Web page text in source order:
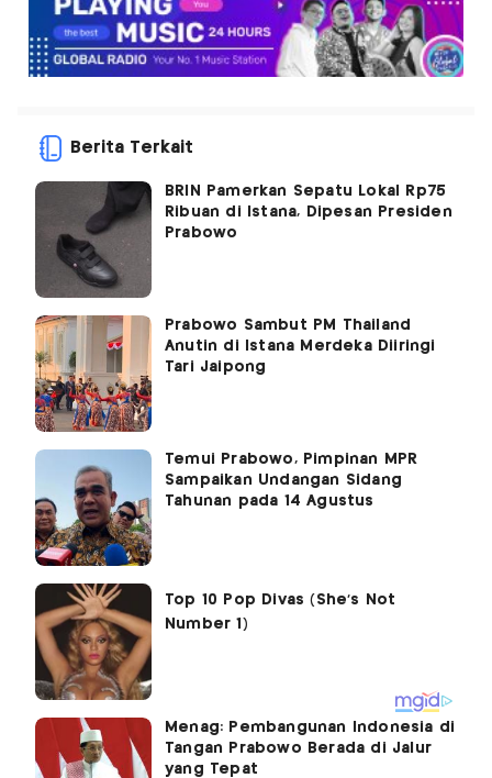
Berita Terkait
BRIN Pamerkan Sepatu Lokal Rp75
Ribuan di Istana, Dipesan Presiden
Prabowo
Prabowo Sambut PM Thailand
Anutin di Istana Merdeka Diiringi
Tari Jaipong
Temui Prabowo, Pimpinan MPR
Sampaikan Undangan Sidang
Tahunan pada 14 Agustus
Menag: Pembangunan Indonesia di
Tangan Prabowo Berada di Jalur
yang Tepat